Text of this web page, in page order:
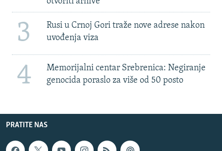
3
Rusi u Crnoj Gori traže nove adrese nakon
uvođenja viza
4
Memorijalni centar Srebrenica: Negiranje
genocida poraslo za više od 50 posto
PRATITE NAS